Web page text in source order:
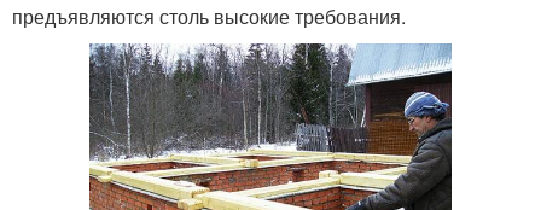
предъявляются столь высокие требования.